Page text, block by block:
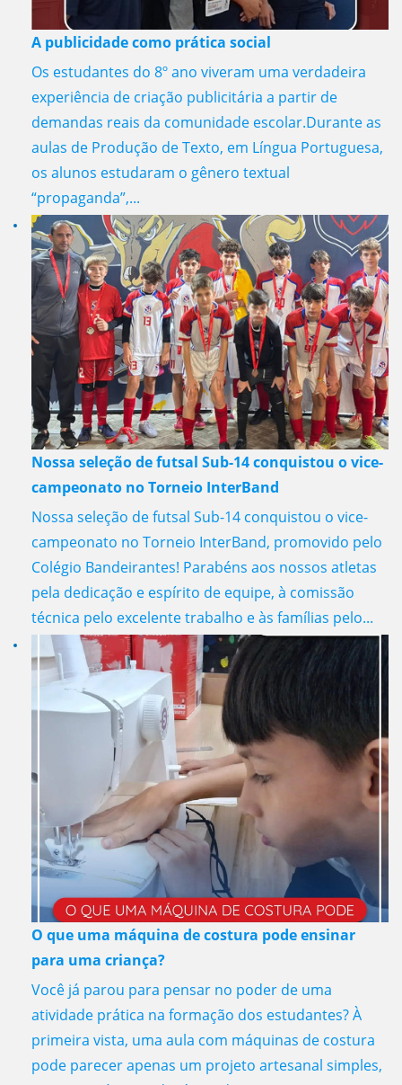
A publicidade como prática social
Os estudantes do 8º ano viveram uma verdadeira
experiência de criação publicitária a partir de
demandas reais da comunidade escolar.Durante as
aulas de Produção de Texto, em Língua Portuguesa,
os alunos estudaram o gênero textual
“propaganda”,...
Nossa seleção de futsal Sub-14 conquistou o vice-
campeonato no Torneio InterBand
Nossa seleção de futsal Sub-14 conquistou o vice-
campeonato no Torneio InterBand, promovido pelo
Colégio Bandeirantes! Parabéns aos nossos atletas
pela dedicação e espírito de equipe, à comissão
técnica pelo excelente trabalho e às famílias pelo...
O que uma máquina de costura pode ensinar
para uma criança?
Você já parou para pensar no poder de uma
atividade prática na formação dos estudantes? À
primeira vista, uma aula com máquinas de costura
pode parecer apenas um projeto artesanal simples,